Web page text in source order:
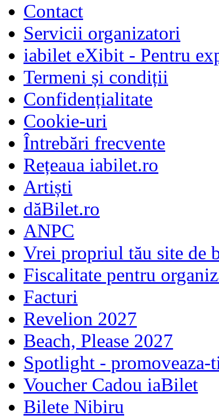
Contact
Servicii organizatori
iabilet eXibit - Pentru
Termeni și condiții
Confidențialitate
Cookie-uri
Întrebări frecvente
Rețeaua iabilet.ro
Artiști
dăBilet.ro
ANPC
Vrei propriul tău site de
Fiscalitate pentru
Facturi
Revelion 2027
Beach, Please 2027
Spotlight - promoveaza-
Voucher Cadou iaBilet
Bilete Nibiru